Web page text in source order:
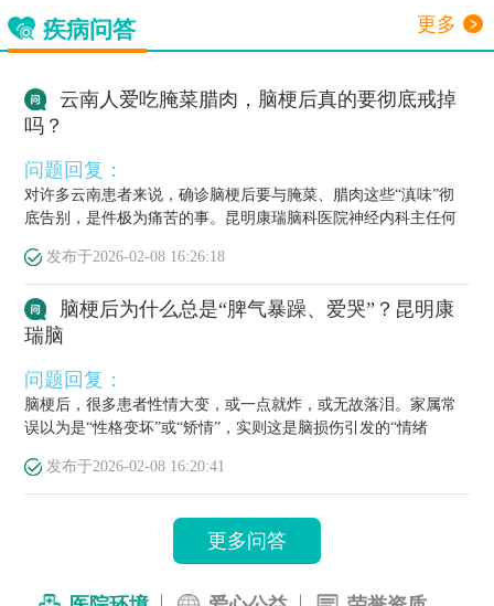
疾病问答 更多
云南人爱吃腌菜腊肉，脑梗后真的要彻底戒掉
吗？
问题回复：
对许多云南患者来说，确诊脑梗后要与腌菜、腊肉这些“滇味”彻
底告别，是件极为痛苦的事。昆明康瑞脑科医院神经内科主任何
发布于2026-02-08 16:26:18
脑梗后为什么总是“脾气暴躁、爱哭”？昆明康
瑞脑
问题回复：
脑梗后，很多患者性情大变，或一点就炸，或无故落泪。家属常
误以为是“性格变坏”或“矫情”，实则这是脑损伤引发的“情绪
发布于2026-02-08 16:20:41
更多问答